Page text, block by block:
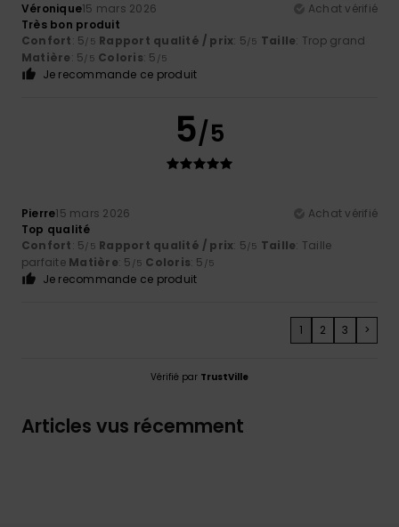
Véronique15 mars 2026
Achat vérifié
Très bon produit
Confort: 5/5 Rapport qualité / prix: 5/5 Taille: Trop grand
Matière: 5/5 Coloris: 5 /5
Je recommande ce produit
5/5
Pierre15 mars 2026
Achat vérifié
Top qualité
Confort: 5/5 Rapport qualité / prix: 5/5 Taille: Taille
parfaite Matière: 5 /5 Coloris: 5 /5
Je recommande ce produit
1 2 3 >
Vérifié par TrustVille
Articles vus récemment